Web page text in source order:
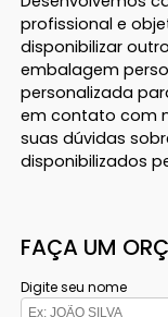
profissional e
disponibilizar
embalagem
personalizada
em contato com
suas dúvidas
disponibilizados
FAÇA UM
Digite seu nome